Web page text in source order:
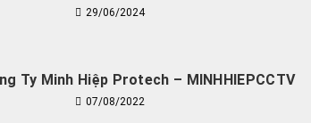
29/06/2024
Ty Minh Hiệp Protech – MINHHIEPCCTV
07/08/2022